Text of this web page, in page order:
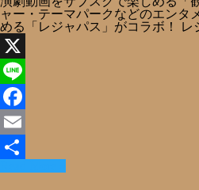
ャー・テーマパークなどのエンタ
める「レジャパス」がコラボ！
X
Line
Facebook
Email
共